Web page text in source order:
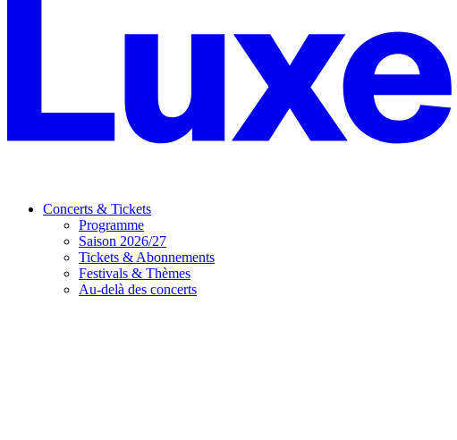
Concerts & Tickets
Programme
Saison 2026/27
Tickets & Abonnements
Festivals & Thèmes
Au-delà des concerts